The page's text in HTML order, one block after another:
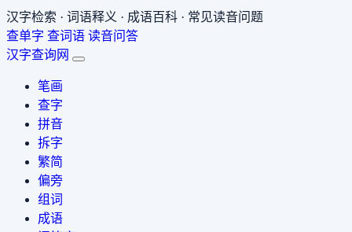
汉字检索 · 词语释义 · 成语百科 · 常见读音问题
查单字 查词语 读音问答
汉字查询网
笔画
查字
拼音
拆字
繁简
偏旁
组词
成语